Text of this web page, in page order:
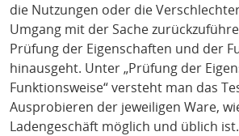
die Nutzungen oder die
Umgang mit der Sache
Prüfung der Eigenschaften und der
hinausgeht. Unter „Prüfung der
Funktionsweise“ versteht man das
Ausprobieren der jeweiligen Ware,
Ladengeschäft möglich und üblich